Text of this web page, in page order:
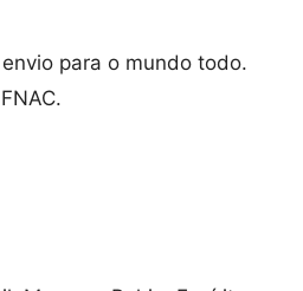
para o mundo todo.